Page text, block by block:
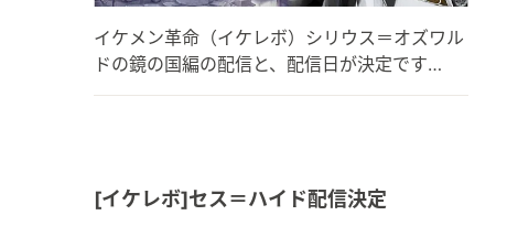
イケメン革命（イケレボ）シリウス＝オズワル
ドの鏡の国編の配信と、配信日が決定です…
[イケレボ]セス＝ハイド配信決定